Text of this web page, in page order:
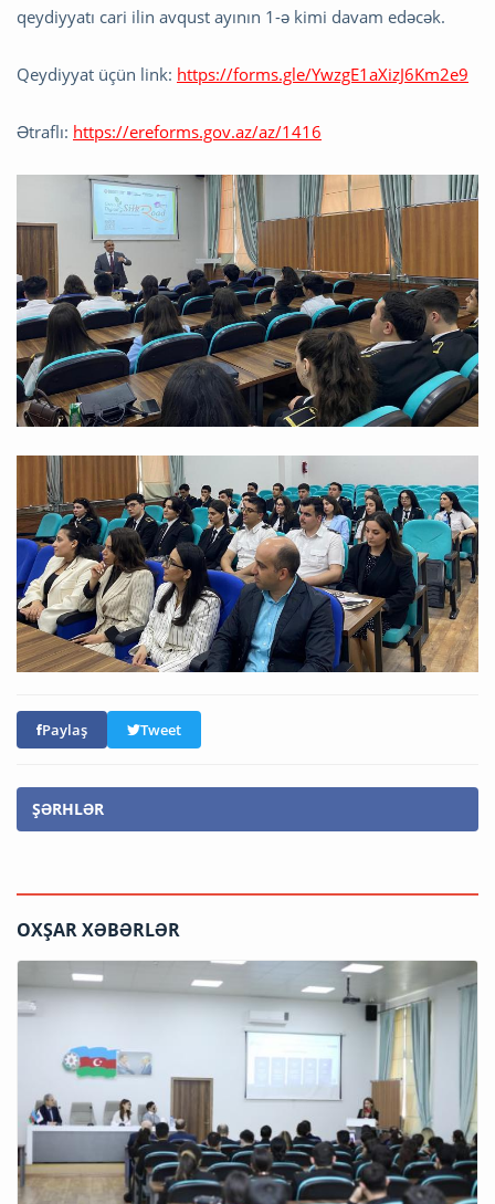
qeydiyyatı cari ilin avqust ayının 1-ə kimi davam edəcək.
Qeydiyyat üçün link: https://forms.gle/YwzgE1aXizJ6Km2e9
Ətraflı: https://ereforms.gov.az/az/1416
Paylaş Tweet
ŞƏRHLƏR
OXŞAR XƏBƏRLƏR